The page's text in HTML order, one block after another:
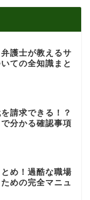
護士が教えるサ
ての全知識まと
請求できる！？
分かる確認事項
め！過酷な職場
めの完全マニュ